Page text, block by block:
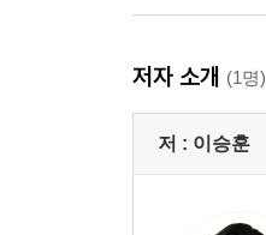
저자 소개 (1명)
저 : 이승훈